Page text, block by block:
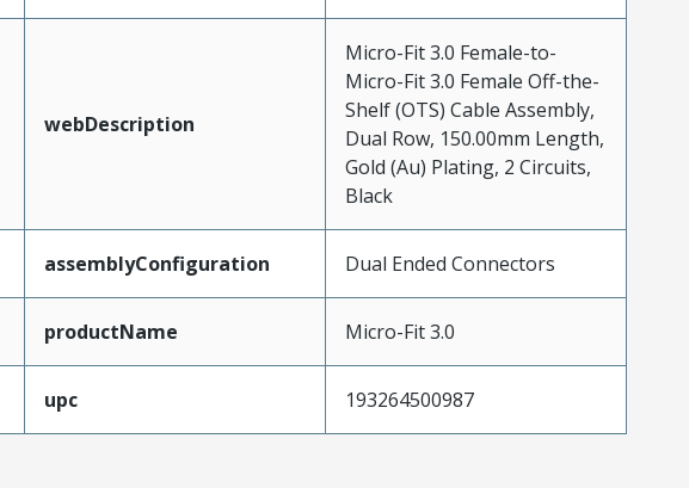
webDescription
Micro-Fit 3.0 Female-to-
Micro-Fit 3.0 Female Off-the-
Shelf (OTS) Cable Assembly,
Dual Row, 150.00mm Length,
Gold (Au) Plating, 2 Circuits,
Black
assemblyConfiguration Dual Ended Connectors
productName Micro-Fit 3.0
upc 193264500987